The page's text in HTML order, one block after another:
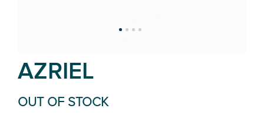
AZRIEL
OUT OF STOCK